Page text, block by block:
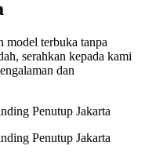
model terbuka tanpa
serahkan kepada kami
dan